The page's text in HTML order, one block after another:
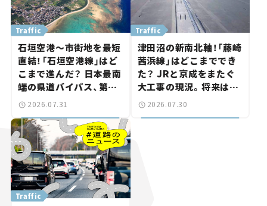
Traffic
石垣空港～市街地を最短
直結！「石垣空港線」はど
こまで進んだ？ 日本最南
端の県道バイパス、第2
工区も延伸開通 【いま気
2026.07.31
Traffic
津田沼の新南北軸！「藤崎
茜浜線」はどこまででき
た？ JRと京成をまたぐ
大工事の現況。将来は
「習志野～鎌ケ谷」を最短
2026.07.30
Traffic